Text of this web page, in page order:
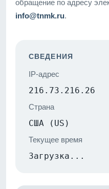
обращение по адресу
info@tnmk.ru.
СВЕДЕНИЯ
IP-адрес
216.73.216.26
Страна
США (US)
Текущее время
Загрузка...